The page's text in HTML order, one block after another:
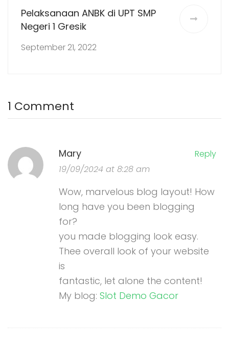
Pelaksanaan ANBK di UPT SMP
Negeri 1 Gresik
September 21, 2022
1 Comment
Mary
19/09/2024 at 8:28 am
Reply
Wow, marvelous blog layout! How
long have you been blogging
for?
you made blogging look easy.
Thee overall look of your website
is
fantastic, let alone the content!
My blog: Slot Demo Gacor